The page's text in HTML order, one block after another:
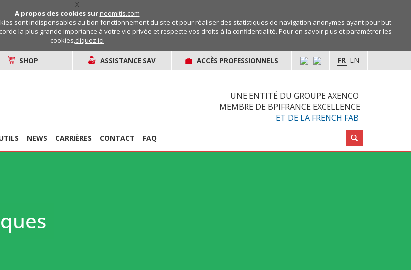
X
A propos des cookies sur neomitis.com
sont indispensables au bon fonctionnement du site et pour réaliser des statistiques de navigation anonymes ayant pour but
la plus grande importance à votre vie privée et respecte vos droits à la confidentialité. Pour en savoir plus et paramétrer les
cookies,cliquez ici
SHOP ASSISTANCE SAV ACCÈS PROFESSIONNELS EN
FR
UNE ENTITÉ DU GROUPE AXENCO
MEMBRE DE BPIFRANCE EXCELLENCE
ET DE LA FRENCH FAB
NEWS CARRIÈRES CONTACT FAQ